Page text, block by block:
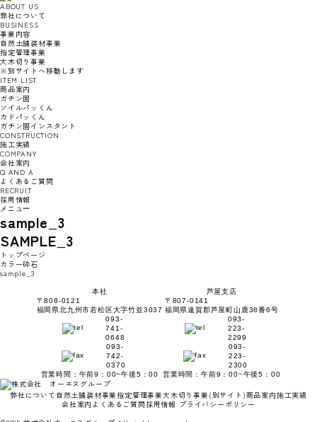
ABOUT US
弊社について
BUSINESS
事業内容
自然土舗装材事業
指定管理事業
大木切り事業
※別サイトへ移動します
ITEM LIST
商品案内
ガチン固
ソイルパッくん
カドパッくん
ガチン固インスタント
CONSTRUCTION
施工実績
COMPANY
会社案内
Q AND A
よくあるご質問
RECRUIT
採用情報
メニュー
sample_3
SAMPLE_3
トップページ
カラー砕石
sample_3
本社
〒808-0121
福岡県北九州市若松区大字竹並3037
093-
741-
0648
093-
742-
0370
営業時間：午前9：00~午後5：00
芦屋支店
〒807-0141
福岡県遠賀郡芦屋町山鹿38番6号
093-
223-
2299
093-
223-
2300
営業時間：午前9：00~午後5：00
弊社について 自然土舗装材事業指定管理事業大木切り事業 (別サイト)商品案内施工実績
会社案内 よくあるご質問 採用情報 プライバシーポリシー